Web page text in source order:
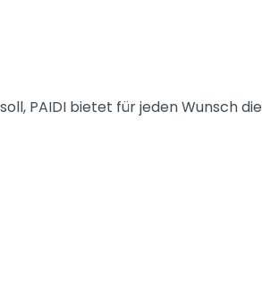
am Schreibtisch
PAIDI bietet für jeden Wunsch die